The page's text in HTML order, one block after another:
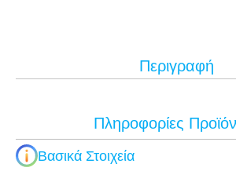
Περιγραφή
Πληροφορίες
Βασικά Στοιχεία